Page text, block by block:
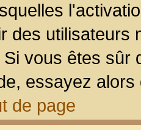
des utilisateurs
vous êtes sûr
essayez
de page